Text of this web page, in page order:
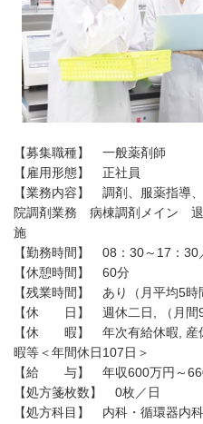
【募集職種】 一般薬剤師
【雇用形態】 正社員
【業務内容】 調剤、服薬指導
院調剤業務 病棟調剤メイン 退
施
【勤務時間】 08：30～17：30
【休憩時間】 60分
【残業時間】 あり（月平均5時
【休 日】 週休二日, （月間9
【休 暇】 年次有給休暇, 産
暇等＜年間休日107日＞
【給 与】 年収600万円～
【処方箋枚数】 0枚／日
【処方科目】 内科・循環器内